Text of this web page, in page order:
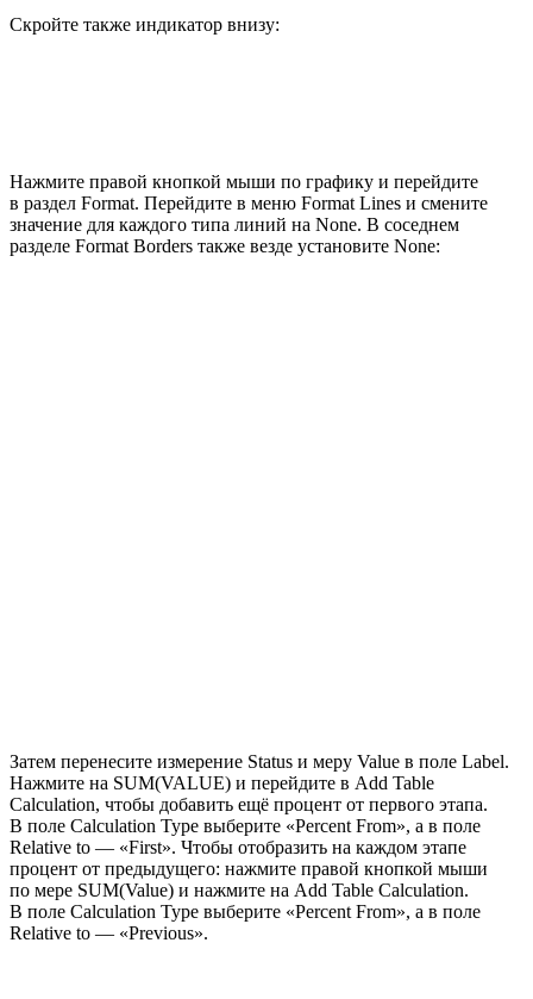
Скройте также индикатор внизу:
Нажмите правой кнопкой мыши по графику и перейдите
в раздел Format. Перейдите в меню Format Lines и смените
значение для каждого типа линий на None. В соседнем
разделе Format Borders также везде установите None:
Затем перенесите измерение Status и меру Value в поле Label.
Нажмите на SUM(VALUE) и перейдите в Add Table
Calculation, чтобы добавить ещё процент от первого этапа.
В поле Calculation Type выберите «Percent From», а в поле
Relative to — «First». Чтобы отобразить на каждом этапе
процент от предыдущего: нажмите правой кнопкой мыши
по мере SUM(Value) и нажмите на Add Table Calculation.
В поле Calculation Type выберите «Percent From», а в поле
Relative to — «Previous».